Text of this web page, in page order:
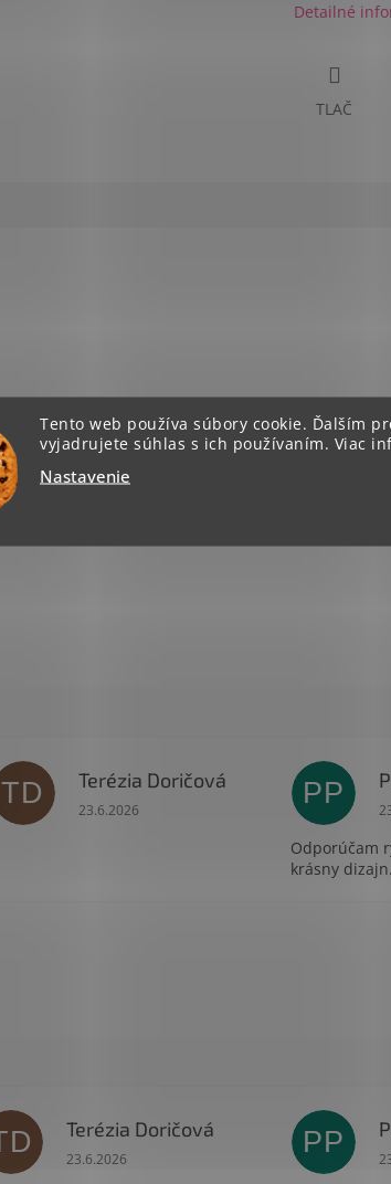
Tento web používa súbory cookie. Ďalším
vyjadrujete súhlas s ich používaním. Viac
Nastavenie
Detailné
TLAČ
na rub
TD Terézia Doričová
Hodnotenie obchodu je 5 z 5 hviezdičiek.
23.6.2026
PP
Odporúčam
krásny
Terézia Doričová
Hodnotenie obchodu je 5 z 5 hviezdičiek.
23.6.2026
PP